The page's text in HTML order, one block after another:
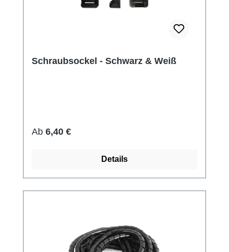
Schraubsockel - Schwarz & Weiß
Regulärer Preis:
Ab 6,40 €
Details